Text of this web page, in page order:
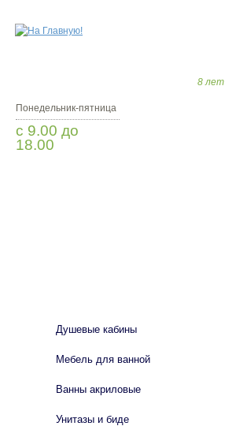
8 лет
Понедельник-пятница
с 9.00 до
18.00
Душевые кабины
Мебель для ванной
Ванны акриловые
Унитазы и биде